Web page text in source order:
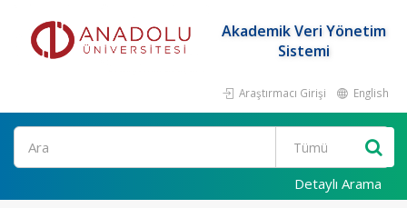
Akademik Veri Yönetim
Sistemi
Araştırmacı Girişi English
Ara
Detaylı Arama